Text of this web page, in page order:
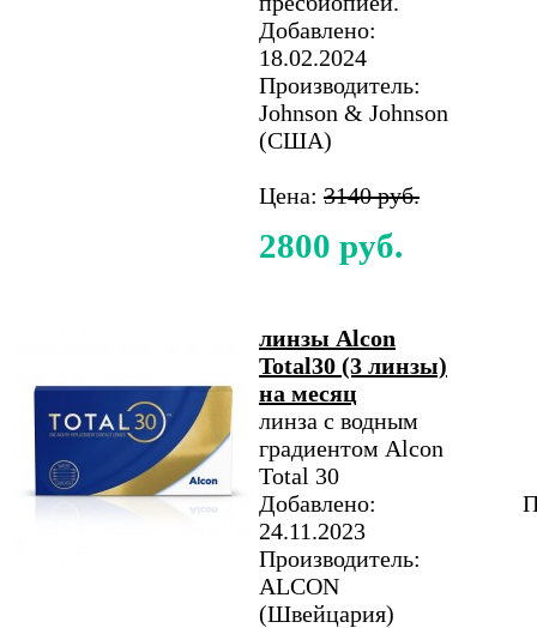
Добавлено:
18.02.2024
Производитель:
Johnson & Johnson
(США)
Цена: 3140 руб.
2800 руб.
линзы Alcon
Total30 (3 линзы)
на месяц
линза с водным
градиентом Alcon
Total 30
Добавлено:
24.11.2023
Производитель:
ALCON
(Швейцария)